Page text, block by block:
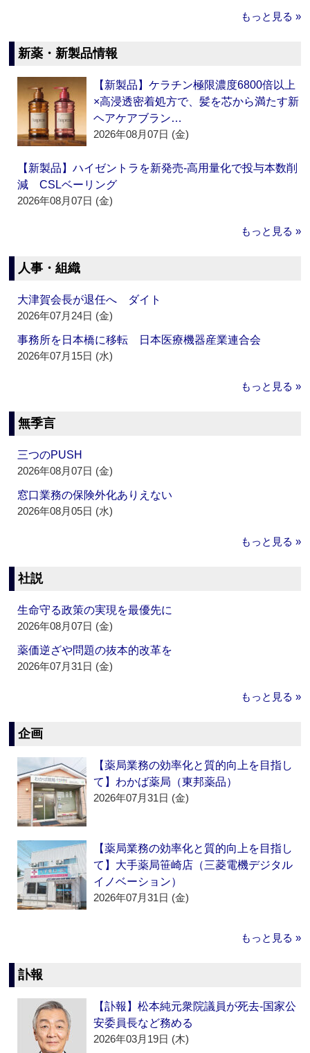
もっと見る »
新薬・新製品情報
【新製品】ケラチン極限濃度6800倍以上
×高浸透密着処方で、髪を芯から満たす新
ヘアケアブラン…
2026年08月07日 (金)
【新製品】ハイゼントラを新発売‐高用量化で投与本数削
減 CSLベーリング
2026年08月07日 (金)
もっと見る »
人事・組織
大津賀会長が退任へ ダイト
2026年07月24日 (金)
事務所を日本橋に移転 日本医療機器産業連合会
2026年07月15日 (水)
もっと見る »
無季言
三つのPUSH
2026年08月07日 (金)
窓口業務の保険外化ありえない
2026年08月05日 (水)
もっと見る »
社説
生命守る政策の実現を最優先に
2026年08月07日 (金)
薬価逆ざや問題の抜本的改革を
2026年07月31日 (金)
もっと見る »
企画
【薬局業務の効率化と質的向上を目指し
て】わかば薬局（東邦薬品）
2026年07月31日 (金)
【薬局業務の効率化と質的向上を目指し
て】大手薬局笹崎店（三菱電機デジタル
イノベーション）
2026年07月31日 (金)
もっと見る »
訃報
【訃報】松本純元衆院議員が死去‐国家公
安委員長など務める
2026年03月19日 (木)